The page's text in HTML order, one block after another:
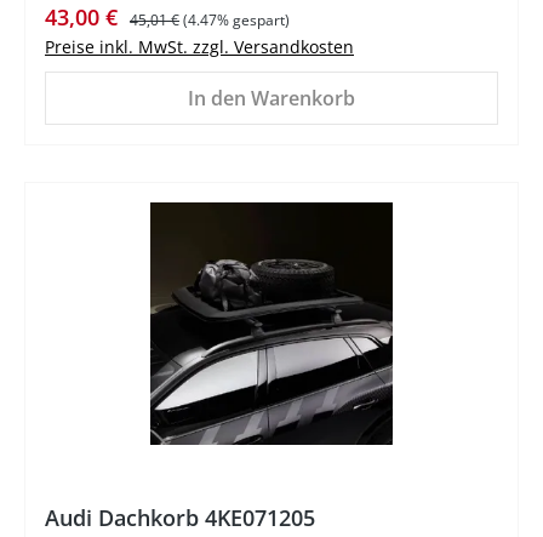
Verkaufspreis:
43,00 € Regulärer Preis:
45,01 €(4.47% gespart)
Preise inkl. MwSt. zzgl. Versandkosten
In den Warenkorb
Audi Dachkorb 4KE071205